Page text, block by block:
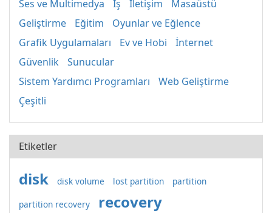
Ses ve Multimedya İş İletişim
Masaüstü
Geliştirme
Eğitim
Oyunlar ve Eğlence
Grafik Uygulamaları
Ev ve Hobi
İnternet
Güvenlik
Sunucular
Sistem Yardımcı Programları
Web Geliştirme
Çeşitli
Etiketler
disk disk volume lost partition
partition
partition recovery
recovery